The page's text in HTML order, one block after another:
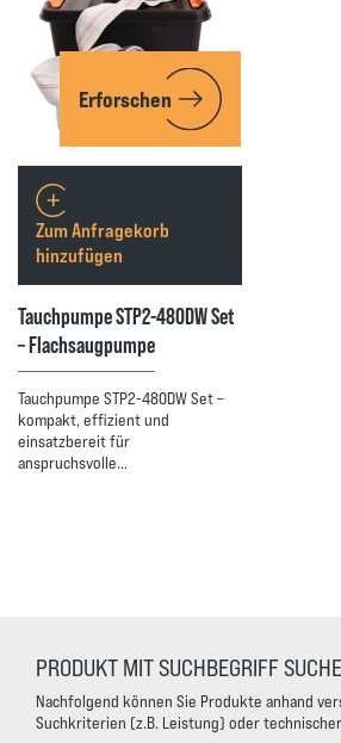
Erforschen
Tauchpumpe STP2-480DW Set
– Flachsaugpumpe
Tauchpumpe STP2-480DW Set –
kompakt, effizient und
einsatzbereit für
anspruchsvolle…
Zum Anfragekorb
hinzufügen
PRODUKT MIT SUCHBEGRIFF
Nachfolgend können Sie Produkte anhand
Suchkriterien (z.B. Leistung) oder